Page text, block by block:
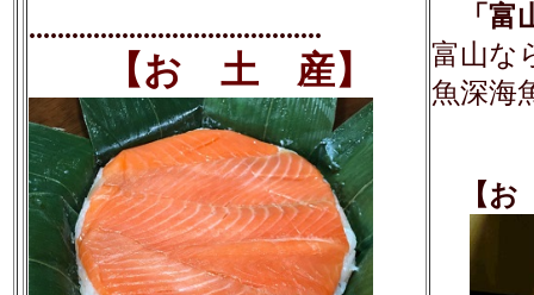
.........................................
【お 土 産】
「富
富山な
魚深海
【お